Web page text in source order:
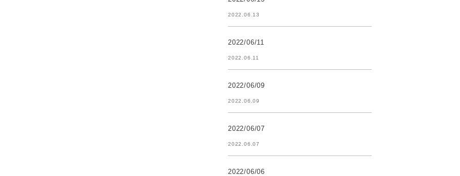
2022.06.13
2022/06/11
2022.06.11
2022/06/09
2022.06.09
2022/06/07
2022.06.07
2022/06/06